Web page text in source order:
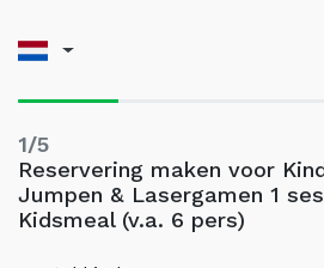
1/5
Reservering maken voor
Jumpen & Lasergamen 1
Kidsmeal (v.a. 6 pers)